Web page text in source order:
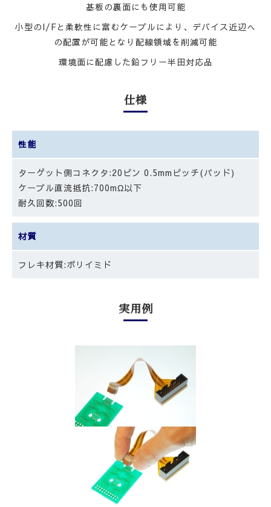
基板の裏面にも使用可能
小型のI/Fと柔軟性に富むケーブルにより、デバイス近辺へ
の配置が可能となり配線領域を削減可能
環境面に配慮した鉛フリー半田対応品
仕様
性能
ターゲット側コネクタ:20ピン 0.5mmピッチ(パッド)
ケーブル直流抵抗:700mΩ以下
耐久回数:500回
材質
フレキ材質:ポリイミド
実⽤例